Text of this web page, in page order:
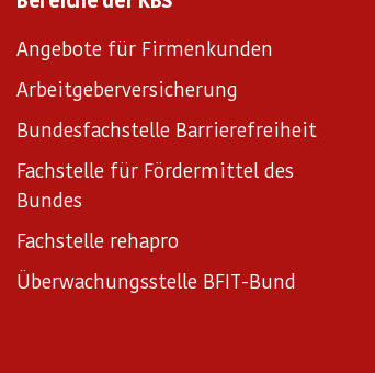
Angebote für Firmenkunden
Arbeitgeberversicherung
Bundesfachstelle Barrierefreiheit
Fachstelle für Fördermittel des
Bundes
Fachstelle rehapro
Überwachungsstelle BFIT-Bund